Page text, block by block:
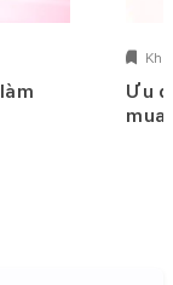
Ưu
mua